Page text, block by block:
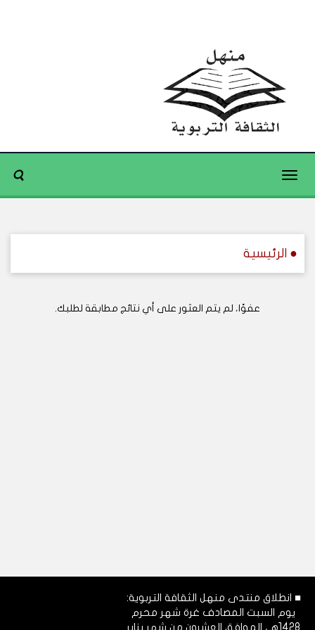
Toggle
● الرئيسية
عفوًا، لم يتم العثور على أي نتائج مطابقة لطلبك.
■ انطلاق منتدى منهل الثقافة التربوية:
يوم السبت المصادف غرة شهر محرم
1428هـ، الموافق العشرون من شهر يناير